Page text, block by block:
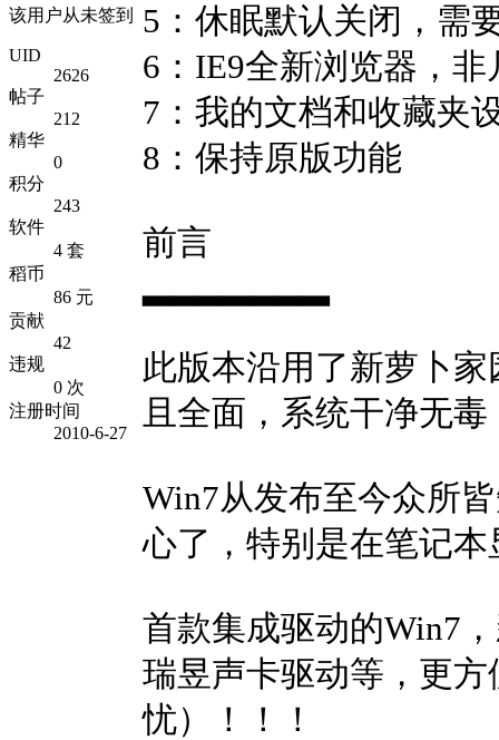
该用户从未签到
UID
2626
帖子
212
精华
0
积分
243
软件
4 套
稻币
86 元
贡献
42
违规
0 次
注册时间
2010-6-27
5：休眠默认关闭，需
6：IE9全新浏览器，非
7：我的文档和收藏夹
8：保持原版功能
前言
▂▂▂▂▂▂▂
此版本沿用了新萝卜
且全面，系统干净无
Win7从发布至今众所
心了，特别是在笔记
首款集成驱动的Win7
瑞昱声卡驱动等，更
忧）！！！